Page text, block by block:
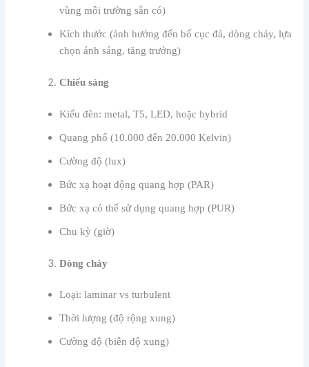
vùng môi trường sẵn có)
Kích thước (ảnh hưởng đến bố cục đá, dòng chảy, lựa
chọn ánh sáng, tăng trưởng)
Chiếu sáng
Kiểu đèn: metal, T5, LED, hoặc hybrid
Quang phổ (10.000 đến 20.000 Kelvin)
Cường độ (lux)
Bức xạ hoạt động quang hợp (PAR)
Bức xạ có thể sử dụng quang hợp (PUR)
Chu kỳ (giờ)
Dòng chảy
Loại: laminar vs turbulent
Thời lượng (độ rộng xung)
Cường độ (biên độ xung)